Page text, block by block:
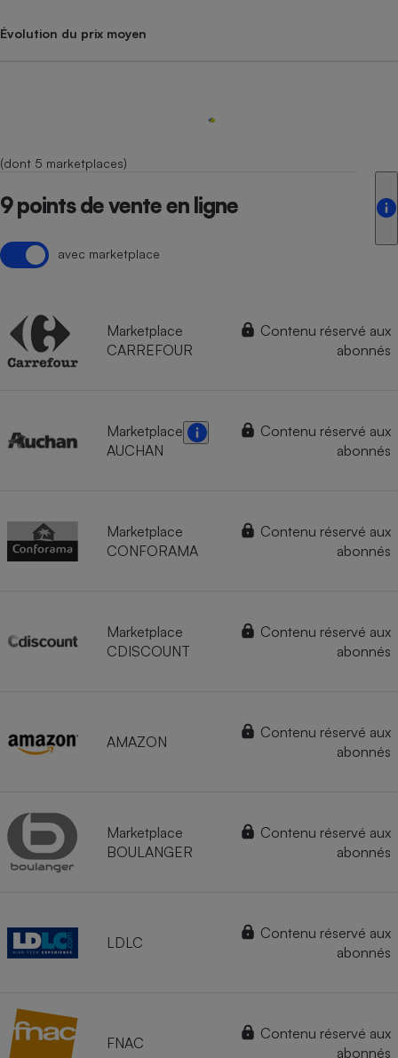
Évolution du prix moyen
(dont 5 marketplaces)
9 points de vente en ligne
avec marketplace
Marketplace
CARREFOUR
Contenu réservé aux
abonnés
Marketplace
AUCHAN
Contenu réservé aux
abonnés
Marketplace
CONFORAMA
Contenu réservé aux
abonnés
Marketplace
CDISCOUNT
Contenu réservé aux
abonnés
AMAZON
Contenu réservé aux
abonnés
Marketplace
BOULANGER
Contenu réservé aux
abonnés
LDLC
Contenu réservé aux
abonnés
FNAC
Contenu réservé aux
abonnés